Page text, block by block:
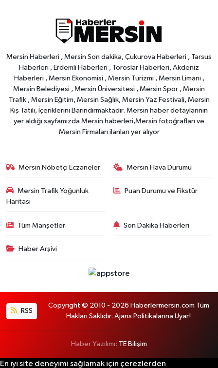
Mersin Haberleri , Mersin Son dakika, Çukurova Haberleri , Tarsus
Haberleri , Erdemli Haberleri , Toroslar Haberleri, Akdeniz
Haberleri , Mersin Ekonomisi , Mersin Turizmi , Mersin Limanı ,
Mersin Belediyesi , Mersin Üniversitesi , Mersin Spor , Mersin
Trafik , Mersin Eğitim, Mersin Sağlık, Mersin Yaz Festivali, Mersin
Kış Tatili, İçeriklerini Barındırmaktadır. Mersin haber detaylarının
yer aldığı sayfamızda Mersin haberleri,Mersin fotoğrafları ve
Mersin Firmaları ilanları yer alıyor
Mersin Nöbetçi Eczaneler Mersin Hava Durumu
Mersin Trafik Yoğunluk
Haritası
Puan Durumu ve Fikstür
Tüm Manşetler Son Dakika Haberleri
Haber Arşivi
RSS
Copyright © 2010 - 2026 Haberlermersin.com Tüm
Hakları Saklıdır. Ajans Politikalarına Uyar!
Haber Yazılımı: TE Bilişim
En iyi site deneyimi sağlamak için çerezlerden